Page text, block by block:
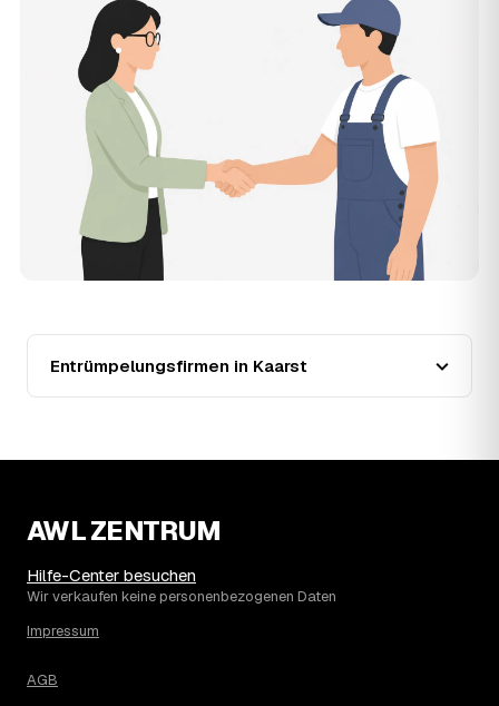
Entrümpler aus Kaarst zum Vergleichen. Bezahlt wird nur
der Entrümpler, den Sie selbst auswählen.
Was kostet die Entrümpelung einer normalen
Wohnung in Kaarst?
Für eine durchschnittliche Wohnung mit rund 65 m² liegen
die Kosten in Kaarst bei etwa 1.840 €, das entspricht im
Schnitt rund 31,9 € je Quadratmeter. Zugänglichkeit
(Etage, Aufzug), Menge und Sperrmüllanteil verschieben
den Preis nach oben oder unten — den genauen
Festpreis nennt Ihnen der Entrümpler nach kurzer
Beschreibung.
Werden Entrümpelungen in Kaarst in Zukunft
Seit 2020 verlief die Preisentwicklung in Kaarst fallend
Eine Prognose lässt sich daraus nicht ableiten, aber die
Daten zeigen: Wer frühzeitig anfragt, sichert sich das
Die Spanne ergibt sich vor allem aus Menge und
Zugänglichkeit: Ein einzelner Keller oder Dachboden liegt
eher am unteren Ende, eine voll möblierte Wohnung mit
Etage ohne Aufzug oder viel Sperrmüll eher am oberen.
Sondermüllanteil verschieben den Endpreis. Den genauen
kostenlosen Einschätzung.
Entrümpelungsfirmen in Kaarst
AWL ZENTRUM
Hilfe-Center besuchen
Wir verkaufen keine personenbezogenen Daten
Impressum
AGB